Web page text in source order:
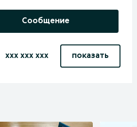
Сообщение
xxx xxx xxx показать